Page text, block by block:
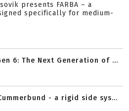
presents FARBA – a
specifically for medium-
6: The Next Generation of ...
- a rigid side sys...